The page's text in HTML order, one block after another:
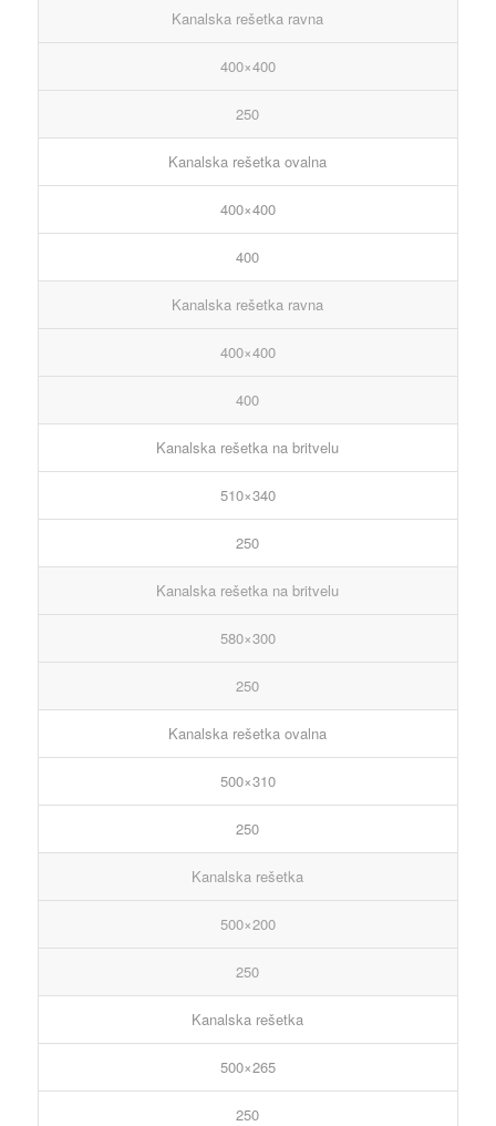
Kanalska rešetka ravna
400×400
250
Kanalska rešetka ovalna
400×400
400
Kanalska rešetka ravna
400×400
400
Kanalska rešetka na britvelu
510×340
250
Kanalska rešetka na britvelu
580×300
250
Kanalska rešetka ovalna
500×310
250
Kanalska rešetka
500×200
250
Kanalska rešetka
500×265
250